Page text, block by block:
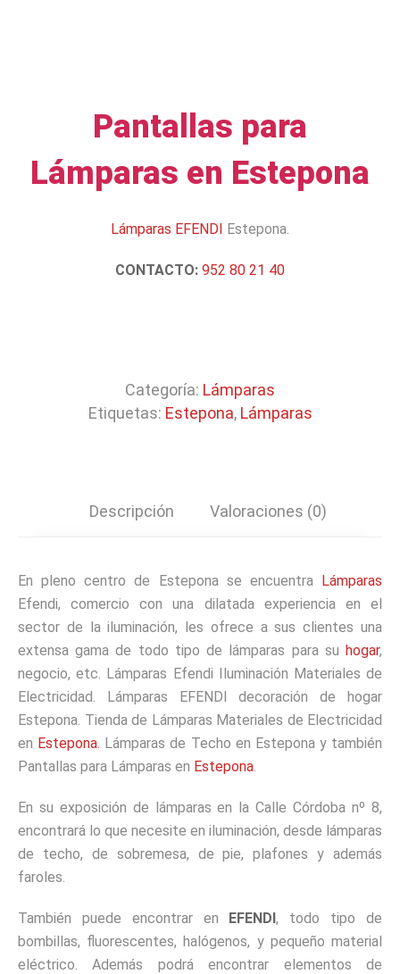
Pantallas para
Lámparas en Estepona
Lámparas EFENDI Estepona.
CONTACTO: 952 80 21 40
Categoría: Lámparas
Etiquetas: Estepona, Lámparas
Descripción Valoraciones (0)
En pleno centro de Estepona se encuentra Lámparas
Efendi, comercio con una dilatada experiencia en el
sector de la iluminación, les ofrece a sus clientes una
extensa gama de todo tipo de lámparas para su hogar,
negocio, etc. Lámparas Efendi Iluminación Materiales de
Electricidad. Lámparas EFENDI decoración de hogar
Estepona. Tienda de Lámparas Materiales de Electricidad
en Estepona. Lámparas de Techo en Estepona y también
Pantallas para Lámparas en Estepona.
En su exposición de lámparas en la Calle Córdoba nº 8,
encontrará lo que necesite en iluminación, desde lámparas
de techo, de sobremesa, de pie, plafones y además
faroles.
También puede encontrar en EFENDI, todo tipo de
bombillas, fluorescentes, halógenos, y pequeño material
eléctrico. Además podrá encontrar elementos de